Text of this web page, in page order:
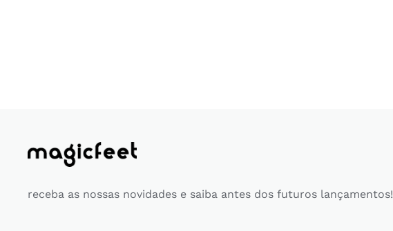
receba as nossas novidades e saiba antes dos futuros lançamentos!